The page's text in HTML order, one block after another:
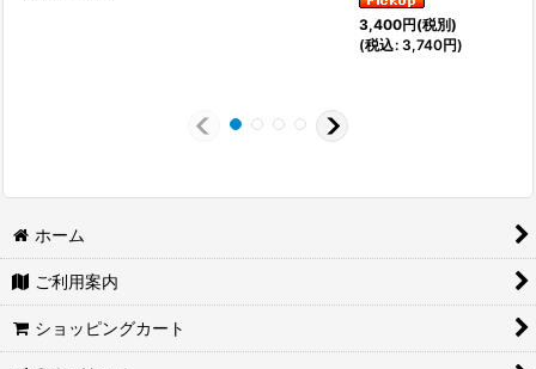
3,400円(税別)
(税込: 3,740円)
ホーム
ご利用案内
ショッピングカート